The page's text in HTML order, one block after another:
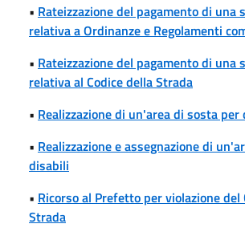
• Rateizzazione del pagamento di una
relativa a Ordinanze e Regolamenti
• Rateizzazione del pagamento di una
relativa al Codice della Strada
• Realizzazione di un'area di sosta per
• Realizzazione e assegnazione di
disabili
• Ricorso al Prefetto per violazione del
Strada